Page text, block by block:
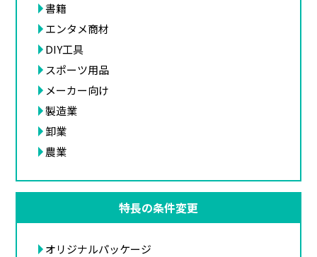
書籍
エンタメ商材
DIY工具
スポーツ用品
メーカー向け
製造業
卸業
農業
特長の条件変更
オリジナルパッケージ